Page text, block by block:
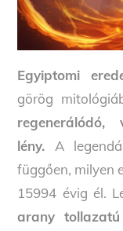
Egyiptomi
görög
lény. A
függően, milyen
15994 évig él.
arany